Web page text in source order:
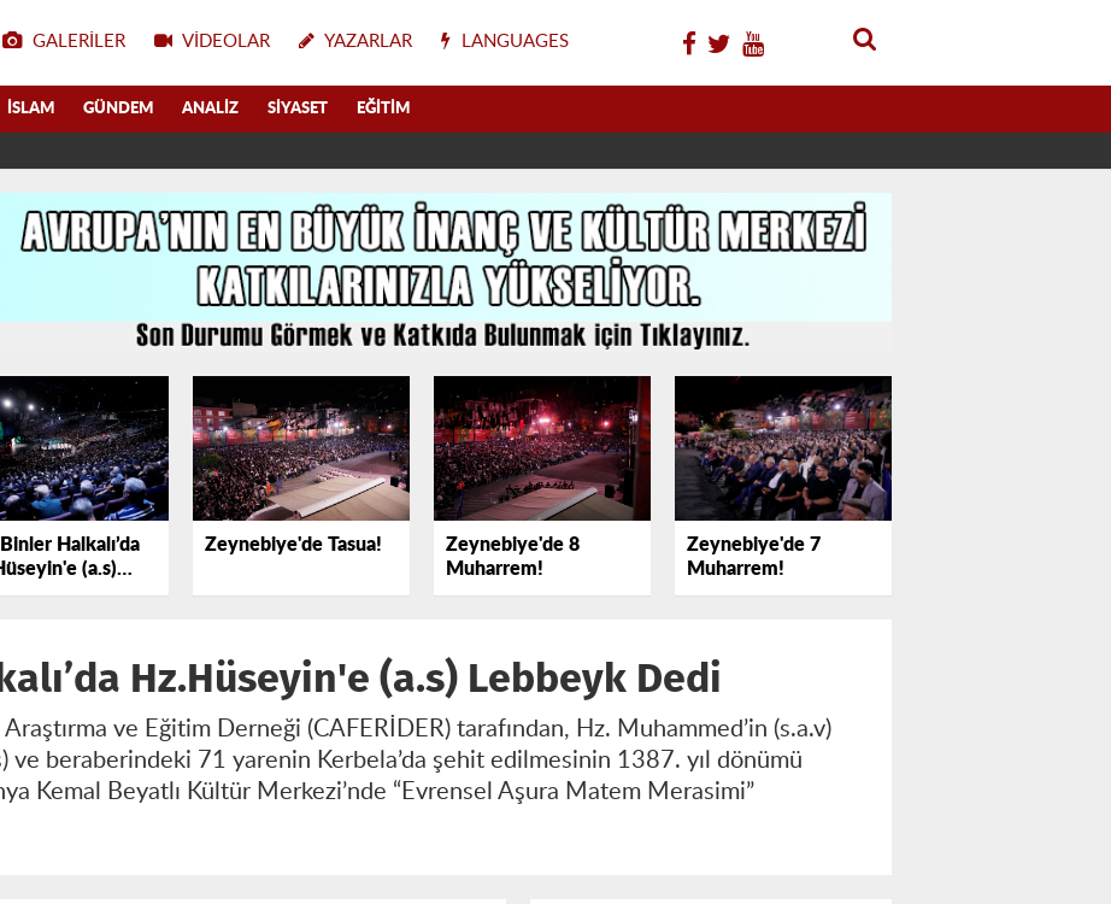
GALERILER VIDEOLAR YAZARLAR LANGUAGES
İSLAM GÜNDEM ANALIZ SIYASET EĞITIM
Halkalı’da
(a.s)
Dedi
Zeynebiye'de Tasua!
Zeynebiye'de 8
Muharrem!
Zeynebiye'de 7
Muharrem!
Hz.Hüseyin'e (a.s) Lebbeyk Dedi
Araştırma ve Eğitim Derneği (CAFERİDER) tarafından, Hz. Muhammed’in (s.a.v)
ve beraberindeki 71 yarenin Kerbela’da şehit edilmesinin 1387. yıl dönümü
Kemal Beyatlı Kültür Merkezi’nde “Evrensel Aşura Matem Merasimi”